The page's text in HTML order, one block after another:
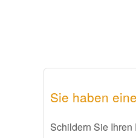
Sie haben
Schildern Sie